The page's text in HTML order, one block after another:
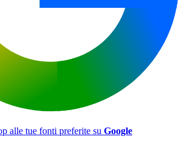
alle tue fonti preferite su Google